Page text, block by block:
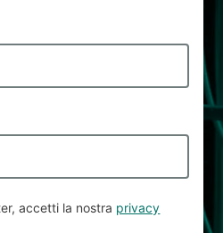
accetti la nostra privacy